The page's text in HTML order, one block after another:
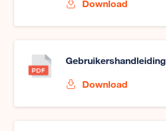
Download
Gebruikershandleiding
Download